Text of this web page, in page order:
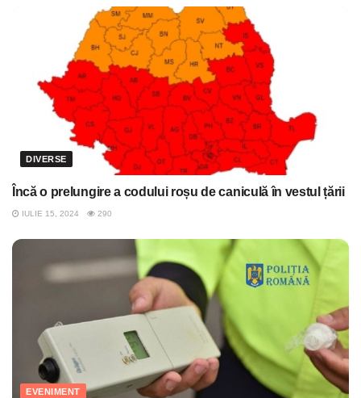
DIVERSE
Încă o prelungire a codului roșu de caniculă în vestul țării
IULIE 15, 2024 290
EVENIMENT